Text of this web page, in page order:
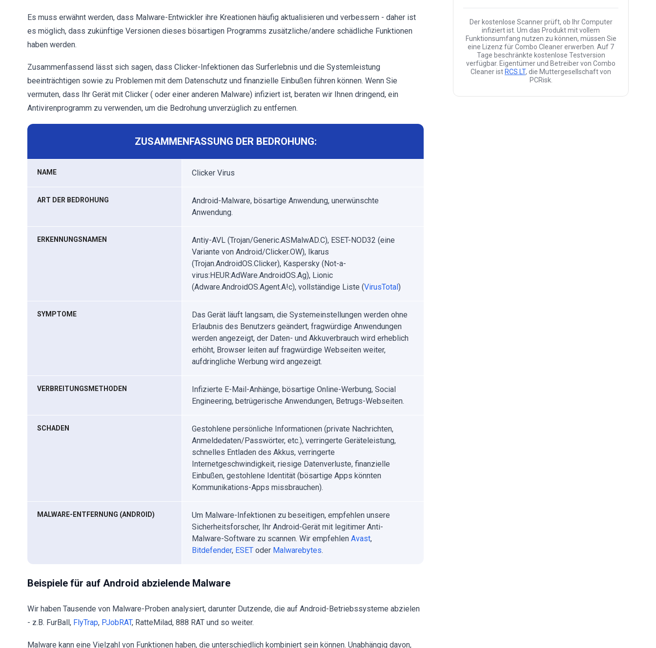
Es muss erwähnt werden, dass Malware-Entwickler ihre Kreationen häufig aktualisieren und verbessern - daher ist
es möglich, dass zukünftige Versionen dieses bösartigen Programms zusätzliche/andere schädliche Funktionen
haben werden.
Zusammenfassend lässt sich sagen, dass Clicker-Infektionen das Surferlebnis und die Systemleistung
beeinträchtigen sowie zu Problemen mit dem Datenschutz und finanzielle Einbußen führen können. Wenn Sie
vermuten, dass Ihr Gerät mit Clicker ( oder einer anderen Malware) infiziert ist, beraten wir Ihnen dringend, ein
Antivirenprogramm zu verwenden, um die Bedrohung unverzüglich zu entfernen.
ZUSAMMENFASSUNG DER BEDROHUNG:
NAME Clicker Virus
ART DER BEDROHUNG
Android-Malware, bösartige Anwendung, unerwünschte
Anwendung.
ERKENNUNGSNAMEN
Antiy-AVL (Trojan/Generic.ASMalwAD.C), ESET-NOD32 (eine
Variante von Android/Clicker.OW), Ikarus
(Trojan.AndroidOS.Clicker), Kaspersky (Not-a-
virus:HEUR:AdWare.AndroidOS.Ag), Lionic
(Adware.AndroidOS.Agent.A!c), vollständige Liste (VirusTotal)
SYMPTOME
Das Gerät läuft langsam, die Systemeinstellungen werden ohne
Erlaubnis des Benutzers geändert, fragwürdige Anwendungen
werden angezeigt, der Daten- und Akkuverbrauch wird erheblich
erhöht, Browser leiten auf fragwürdige Webseiten weiter,
aufdringliche Werbung wird angezeigt.
VERBREITUNGSMETHODEN
Infizierte E-Mail-Anhänge, bösartige Online-Werbung, Social
Engineering, betrügerische Anwendungen, Betrugs-Webseiten.
SCHADEN
Gestohlene persönliche Informationen (private Nachrichten,
Anmeldedaten/Passwörter, etc.), verringerte Geräteleistung,
schnelles Entladen des Akkus, verringerte
Internetgeschwindigkeit, riesige Datenverluste, finanzielle
Einbußen, gestohlene Identität (bösartige Apps könnten
Kommunikations-Apps missbrauchen).
MALWARE-ENTFERNUNG (ANDROID)
Um Malware-Infektionen zu beseitigen, empfehlen unsere
Sicherheitsforscher, Ihr Android-Gerät mit legitimer Anti-
Malware-Software zu scannen. Wir empfehlen Avast,
Bitdefender, ESET oder Malwarebytes.
Beispiele für auf Android abzielende Malware
Wir haben Tausende von Malware-Proben analysiert, darunter Dutzende, die auf Android-Betriebssysteme abzielen
- z.B. FurBall, FlyTrap, PJobRAT, RatteMilad, 888 RAT und so weiter.
Malware kann eine Vielzahl von Funktionen haben, die unterschiedlich kombiniert sein können. Unabhängig davon,
Der kostenlose Scanner prüft, ob Ihr Computer
infiziert ist. Um das Produkt mit vollem
Funktionsumfang nutzen zu können, müssen Sie
eine Lizenz für Combo Cleaner erwerben. Auf 7
Tage beschränkte kostenlose Testversion
verfügbar. Eigentümer und Betreiber von Combo
Cleaner ist RCS LT, die Muttergesellschaft von
PCRisk.